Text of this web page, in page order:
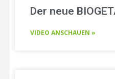
Der neue
VIDEO ANSCHAUEN »